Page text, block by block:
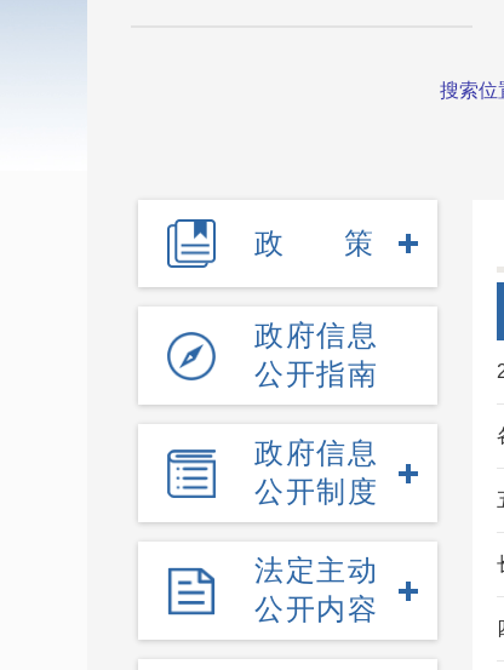
搜索位
政策
政府信息
公开指南
政府信息
公开制度
法定主动
公开内容